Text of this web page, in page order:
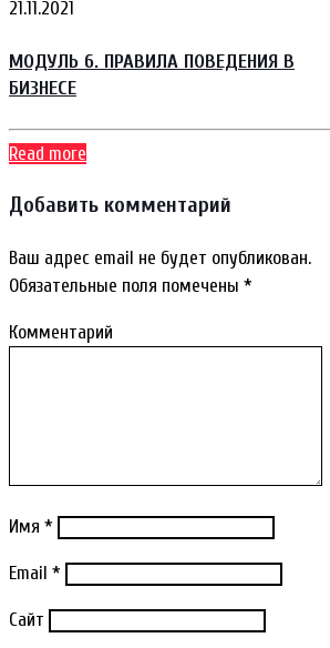
21.11.2021
МОДУЛЬ 6. ПРАВИЛА ПОВЕДЕНИЯ В
БИЗНЕСЕ
Read more
Добавить комментарий
Ваш адрес email не будет опубликован.
Обязательные поля помечены *
Комментарий
Имя *
Email *
Сайт